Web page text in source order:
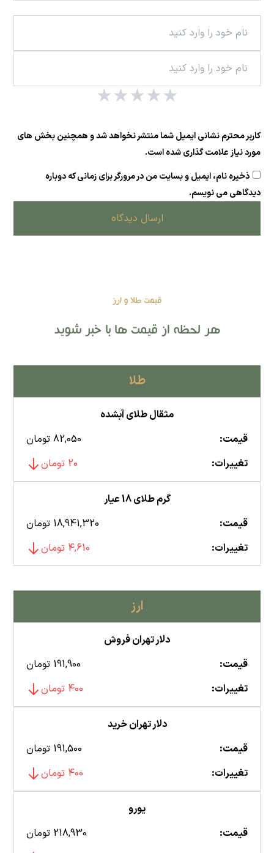
★
★
★
★
★
کاربر محترم نشانی ایمیل شما منتشر نخواهد شد و همچنین بخش های
مورد نیاز علامت گذاری شده است.
ذخیره نام، ایمیل و بسایت من در مرورگر برای زمانی که دوباره
دیدگاهی می نویسم.
ارسال دیدگاه
قیمت طلا و ارز
هر لحظه از قیمت ها با خبر شوید
طلا
مثقال طلای آبشده
قیمت:
82,050 تومان
تغییرات:
20 تومان
گرم طلای 18 عیار
قیمت:
18,941,320 تومان
تغییرات:
4,610 تومان
ارز
دلار تهران فروش
قیمت:
191,900 تومان
تغییرات:
400 تومان
دلار تهران خرید
قیمت:
191,500 تومان
تغییرات:
400 تومان
یورو
قیمت:
218,930 تومان